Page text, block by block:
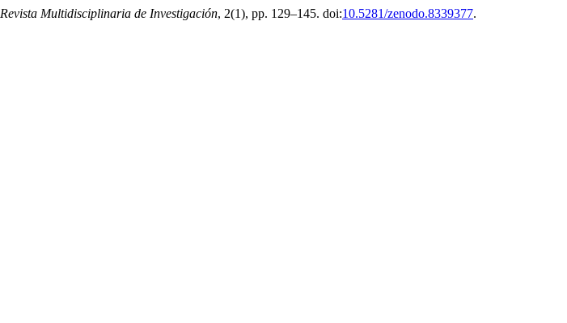
Revista Multidisciplinaria de Investigación, 2(1), pp. 129–145. doi:10.5281/zenodo.8339377.